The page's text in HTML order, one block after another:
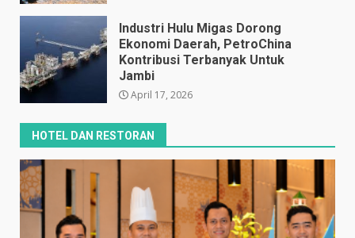
Industri Hulu Migas Dorong
Ekonomi Daerah, PetroChina
Kontribusi Terbanyak Untuk
Jambi
April 17, 2026
HOTEL DAN RESTORAN